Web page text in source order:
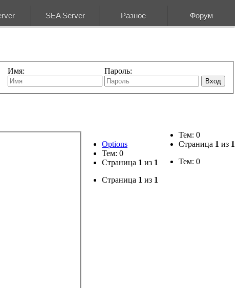
SEA Server Разное Форум
Имя: Пароль:
Вход
Тем: 0
Страница 1 из 1
Тем: 0
Options
Тем: 0
Страница 1 из 1
Страница 1 из 1